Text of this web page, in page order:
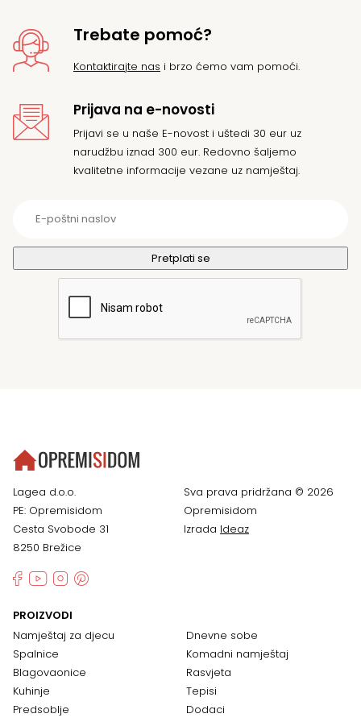
Trebate pomoć?
Kontaktirajte nas i brzo ćemo vam pomoći.
Prijava na e-novosti
Prijavi se u naše E-novost i uštedi 30 eur uz
narudžbu iznad 300 eur. Redovno šaljemo
kvalitetne informacije vezane uz namještaj.
Lagea d.o.o.
PE: Opremisidom
Cesta Svobode 31
8250 Brežice
Sva prava pridržana © 2026
Opremisidom
Izrada Ideaz
PROIZVODI
Namještaj za djecu
Spalnice
Blagovaonice
Kuhinje
Predsoblje
Dnevne sobe
Komadni namještaj
Rasvjeta
Tepisi
Dodaci